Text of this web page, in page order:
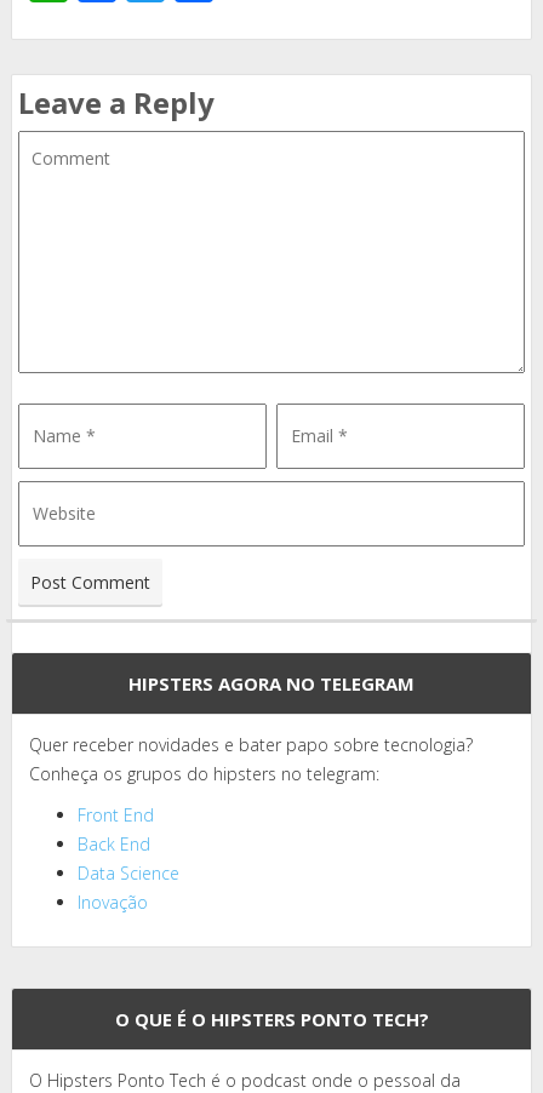
Leave a Reply
HIPSTERS AGORA NO TELEGRAM
Quer receber novidades e bater papo sobre tecnologia?
Conheça os grupos do hipsters no telegram:
Front End
Back End
Data Science
Inovação
O QUE É O HIPSTERS PONTO TECH?
O Hipsters Ponto Tech é o podcast onde o pessoal da